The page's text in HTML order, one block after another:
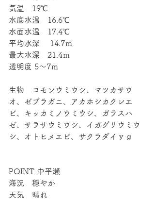
気温　19℃
水底水温　16.6℃
水面水温　17.4℃
平均水深 　14.7ｍ
最大水深　21.4ｍ
透明度 5～7ｍ
生物　コモンウミウシ、マツカサウ
オ、ゼブラガニ、アカホシカクレエ
ビ、キッカミノウミウシ、ガラスハ
ゼ、サラサウミウシ、イガグリウミウ
シ、オトヒメエビ、サクラダイｙｇ
POINT 中平瀬
海況　穏やか
天気　晴れ